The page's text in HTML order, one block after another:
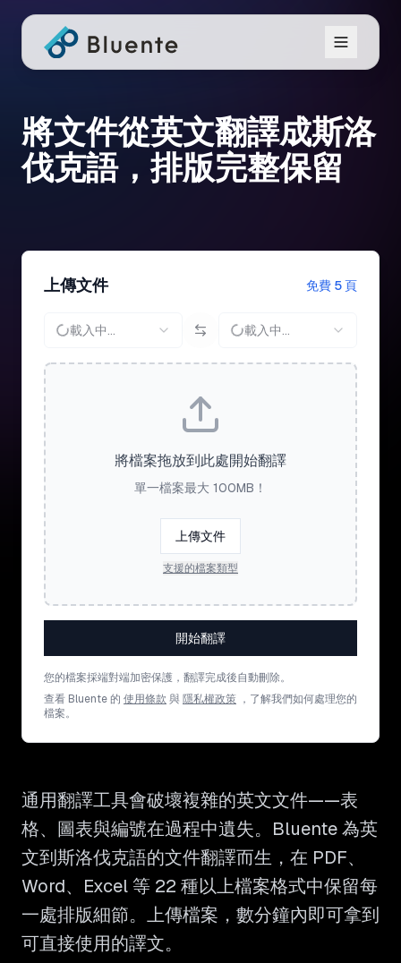
將文件從英文翻譯成斯洛
伐克語，排版完整保留
上傳文件 免費 5 頁
載入中... 載入中...
將檔案拖放到此處開始翻譯
單一檔案最大 100MB！
上傳文件
支援的檔案類型
開始翻譯
您的檔案採端對端加密保護，翻譯完成後自動刪除。
查看 Bluente 的 使用條款 與 隱私權政策 ，了解我們如何處理您的
檔案。
通用翻譯工具會破壞複雜的英文文件——表
格、圖表與編號在過程中遺失。Bluente 為英
文到斯洛伐克語的文件翻譯而生，在 PDF、
Word、Excel 等 22 種以上檔案格式中保留每
一處排版細節。上傳檔案，數分鐘內即可拿到
可直接使用的譯文。